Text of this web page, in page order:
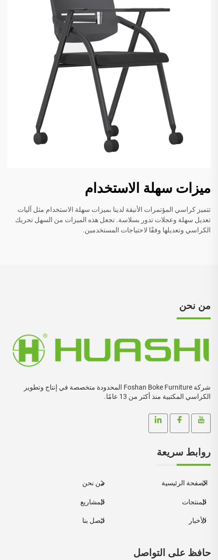
ميزات سهلة الاستخدام
تتميز كراسي المؤتمرات الأنيقة لدينا بميزات سهلة الاستخدام مثل آليات
تعديل سهلة وعجلات تدور بسلاسة. تجعل هذه الميزات من السهل تحريك
الكراسي وتعديلها وفقًا لاحتياجات المستخدمين.
من نحن
شركة Foshan Boke Furniture المحدودة متخصصة في إنتاج وتطوير
الكراسي المكتبية منذ أكثر من 13 عامًا.
روابط سريعة
الصفحة الرئيسية من نحن
المنتجات المشاريع
الأخبار اتصل بنا
حافظ على التواصل